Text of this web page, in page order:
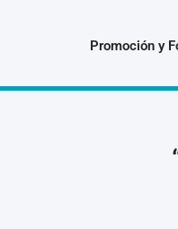
Promoción y